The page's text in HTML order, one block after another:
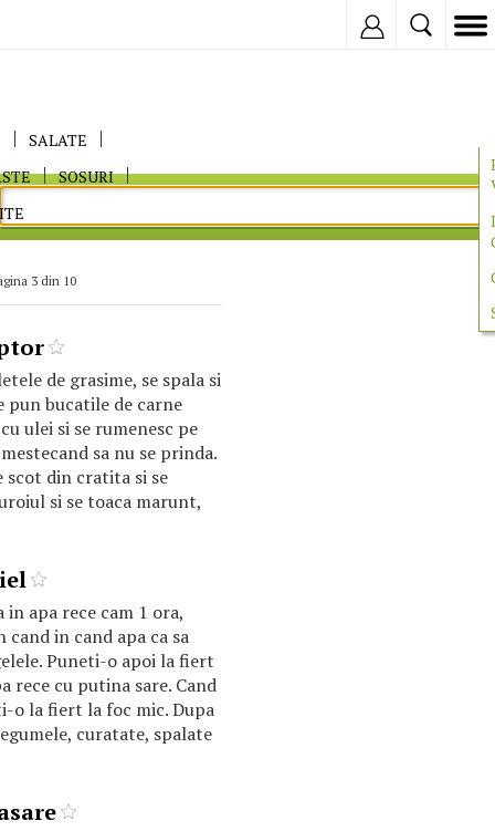
SALATE
SOSURI
3 din 10
de grasime, se spala si
pun bucatile de carne
ulei si se rumenesc pe
sa nu se prinda.
scot din cratita si se
si se toaca marunt,
in apa rece cam 1 ora,
cand in cand apa ca sa
Puneti-o apoi la fiert
rece cu putina sare. Cand
o la fiert la foc mic. Dupa
curatate, spalate